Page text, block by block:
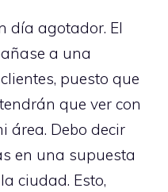
día agotador. El
a una
puesto que
que ver con
área. Debo decir
en una supuesta
ciudad. Esto,